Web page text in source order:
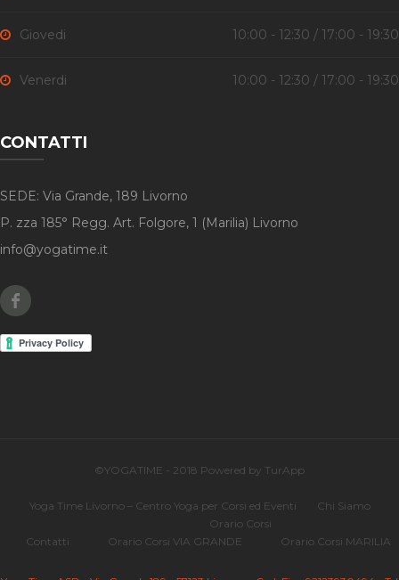
Giovedi 10:00 - 12:30 / 17:00 - 19:30
Venerdi 10:00 - 12:30 / 17:00 - 19:30
CONTATTI
SEDE: Via Grande, 189 Livorno
P. zza 185° Regg. Art. Folgore, 1 (Marilia) Livorno
info@yogatime.it
©YOGATIME - 2018 Powered by TurApp
Yoga Time Livorno – Centro Yoga per Corsi ed Eventi Chi Siamo
Contatti
Orario Corsi
Orario Corsi VIA GRANDE
Orario Corsi MARILIA